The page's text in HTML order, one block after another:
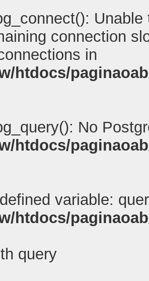
connection
in
htdocs/
No
htdocs/
variable:
htdocs/
query